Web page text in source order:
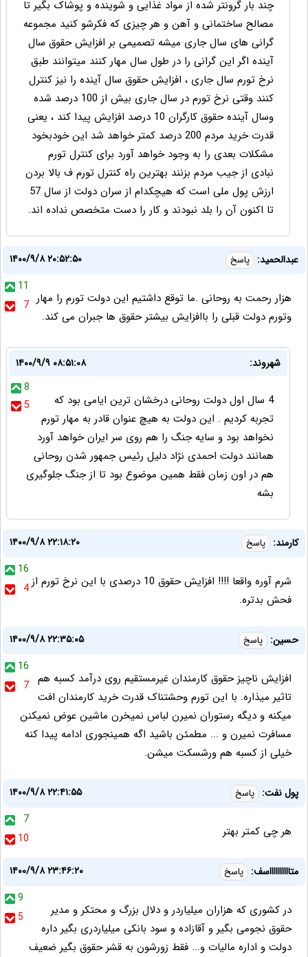
چند بار گرونتر شده از مواد غذایی و شوینده و پوشاک بگیر تا
مصالح ساختمانی و آهن و هر چیزی که فکرشو کنید مجموعه
گرانی های سال جاری میشه تصمیمی بر افزایش حقوق سال
آینده اگر این گرانی را در طول سال مهار کنند میتوانند طبق
نرخ تورم سال جاری ، افزایش حقوق سال آینده را نیز کنترل
کنند وقتی نرخ تورم در سال جاری بیش از 100 درصد شده
وسال آینده حقوق کارگران 10 درصد افزایش پیدا کند ، یعنی
قدرت خرید مردم 200 درصد کمتر خواهد شد این خودبخود
مشکلات بعدی را به وجود خواهد آورد برای کنترل تورم
نبادی از جیب مردم بزنند بهترین راه کنترل تورم ف بالا بردن
ارزش پول ملی است که هیچکدام از سران دولت از سال 57
تا اکنون آن را بلد نبودند و کار را دست متخصص نداده اند.
عبدالحمید: پاسخ
۱۴۰۰/۹/۸ ۲۰:۵۲:۵۰
11
7 هزار رحمت به روحانی .ما توقع داشتیم این دولت تورم را مهار
وتورم دولت قبلی را باافزایش بیشتر حقوق ها جبران می کند.
شهروند:
۱۴۰۰/۹/۹ ۰۸:۵۱:۰۸
8
5
4 سال اول دولت روحانی درخشان ترین ایامی بود که
تجربه کردیم . این دولت به هیچ عنوان قادر به مهار تورم
نخواهد بود و سایه جنگ را هم روی سر ایران خواهد آورد
همانند دولت احمدی نژاد دلیل رئیس جمهور شدن روحانی
هم در اون زمان فقط همین موضوع بود تا از جنگ جلوگیری
بشه
کارمند: پاسخ
۱۴۰۰/۹/۸ ۲۲:۱۸:۲۰
16
4شرم آوره واقعا !!!! افزایش حقوق 10 درصدی با این نرخ تورم از
فحش بدتره.
حسین: پاسخ
۱۴۰۰/۹/۸ ۲۲:۳۵:۰۵
16
7 افزایش ناچیز حقوق کارمندان غیرمستقیم روی درآمد کسبه هم
تاثیر میذاره. با این تورم وحشتناک قدرت خرید کارمندان افت
میکنه و دیگه رستوران نمیرن لباس نمیخرن ماشین عوض نمیکنن
مسافرت نمیرن و ... مطمئن باشید اگه همینجوری ادامه پیدا کنه
خیلی از کسبه هم ورشسکت میشن.
پول نفت: پاسخ
۱۴۰۰/۹/۸ ۲۲:۴۱:۵۵
7
10
هر چی کمتر بهتر
متااااااااااسف: پاسخ
۱۴۰۰/۹/۸ ۲۳:۴۶:۲۰
9
5
در کشوری که هزاران میلیاردر و دلال بزرگ و محتکر و مدیر
حقوق نجومی بگیر و آقازاده و سود بانکی میلیاردری بگیر داره
دولت و اداره مالیات و... فقط زورشون به قشر حقوق بگیر ضعیف